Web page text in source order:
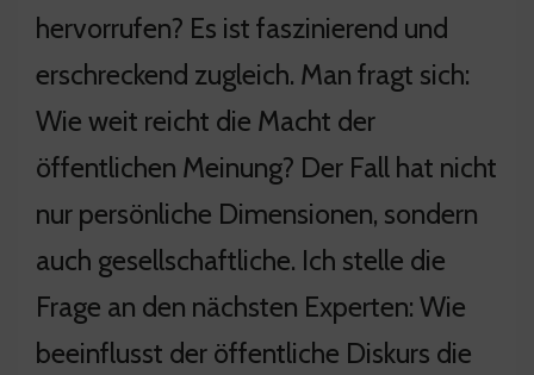
hervorrufen? Es ist faszinierend und
erschreckend zugleich. Man fragt sich:
Wie weit reicht die Macht der
öffentlichen Meinung? Der Fall hat nicht
nur persönliche Dimensionen, sondern
auch gesellschaftliche. Ich stelle die
Frage an den nächsten Experten: Wie
beeinflusst der öffentliche Diskurs die